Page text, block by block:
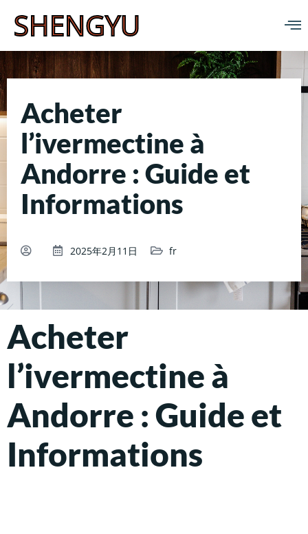
SHENGYU
Acheter
l’ivermectine à
Andorre : Guide et
Informations
2025年2月11日 fr
Acheter
l’ivermectine à
Andorre : Guide et
Informations